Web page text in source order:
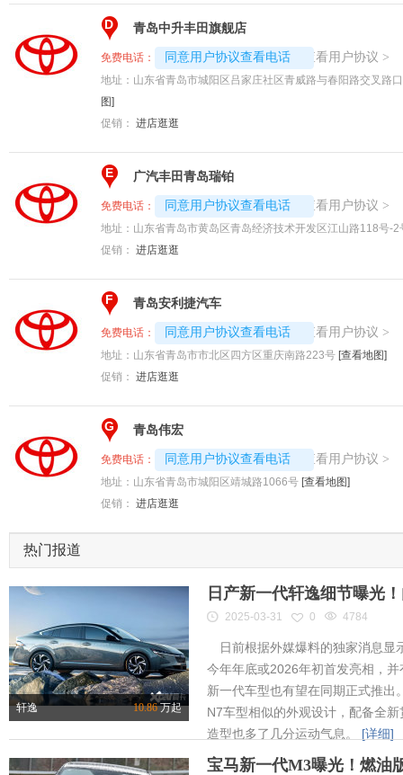
D 青岛中升丰田旗舰店
免费电话： 同意用户协议查看电话
4008192707-9533 查看用户协议 >
地址： 山东省青岛市城阳区吕家庄社区青威路与春阳路交叉路
图]
促销： 进店逛逛
E 广汽丰田青岛瑞铂
免费电话： 同意用户协议查看电话
4008192717-6884 查看用户协议 >
地址： 山东省青岛市黄岛区青岛经济技术开发区江山路118号-2
促销： 进店逛逛
F 青岛安利捷汽车
免费电话： 同意用户协议查看电话
4008192717-2513 查看用户协议 >
地址： 山东省青岛市市北区四方区重庆南路223号 [查看地图]
促销： 进店逛逛
G 青岛伟宏
免费电话： 同意用户协议查看电话
4008192717-5468 查看用户协议 >
地址： 山东省青岛市城阳区靖城路1066号 [查看地图]
促销： 进店逛逛
热门报道
轩逸 10.86万起
日产新一代轩逸细节曝光
2025-03-31 0 4784
日前根据外媒爆料的独家消息显
今年年底或2026年初首发亮相，
新一代车型也有望在同期正式推出
N7车型相似的外观设计，配备全
造型也多了几分运动气息。 [详细]
宝马新一代M3曝光！燃油